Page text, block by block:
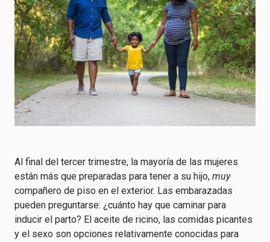
Al final del tercer trimestre, la mayoría de las mujeres
están más que preparadas para tener a su hijo, muy
compañero de piso en el exterior. Las embarazadas
pueden preguntarse: ¿cuánto hay que caminar para
inducir el parto? El aceite de ricino, las comidas picantes
y el sexo son opciones relativamente conocidas para